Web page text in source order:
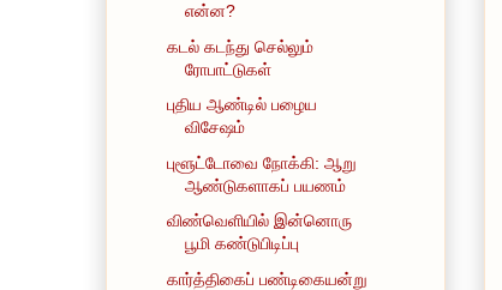
என்ன?
கடல் கடந்து செல்லும்
ரோபாட்டுகள்
புதிய ஆண்டில் பழைய
விசேஷம்
புளூட்டோவை நோக்கி: ஆறு
ஆண்டுகளாகப் பயணம்
விண்வெளியில் இன்னொரு
பூமி கண்டுபிடிப்பு
கார்த்திகைப் பண்டிகையன்று